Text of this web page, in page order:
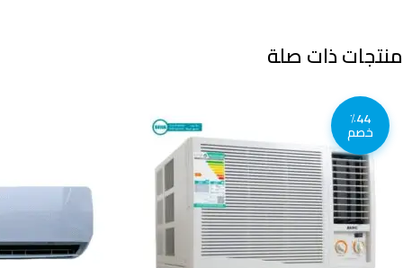
منتجات ذات صلة
٪44
خصم